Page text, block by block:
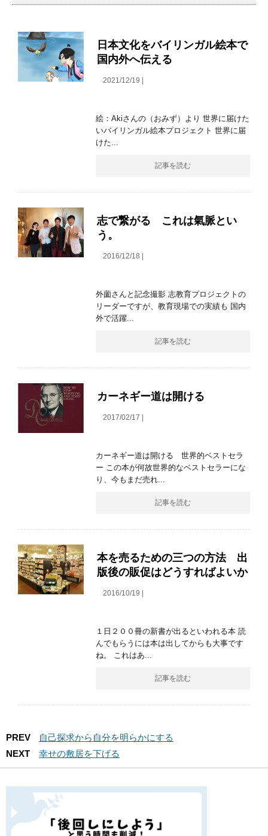
日本文化をバイリンガル絵本で
国内外へ伝える
2021/12/19 |
絵：Akiさんの（おみず）より 世界に届けた
いバイリンガル絵本プロジェクト 世界に届
けた...
記事を読む
志で繋がる これは氣脈とい
う。
2016/12/18 |
外薗さんと記念撮影 志教育プロジェクトの
リーダーですが、教育現場での実績も 国内
外で活躍...
記事を読む
カーネギー道は開ける
2017/02/17 |
カーネギー道は開ける 世界的ベストセラ
ー この本が何故世界的なベストセラーにな
り、今もまだ売れ...
記事を読む
本を売るための三つの方法 出
版後の販促はどうすればよいか
2016/10/19 |
１日２００冊の新書が出るといわれる本 読
んでもらうには本は出してからも大事です
ね。 これはあ...
記事を読む
PREV
自己探求から自分を明らかにする
NEXT
幸せの敷居を下げる